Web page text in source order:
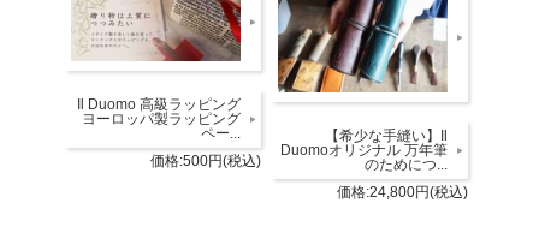
Il Duomo 高級ラッピング
ヨーロッパ製ラッピング
ペー...
価格:500円(税込)
【希少な手縫い】Il
Duomoオリジナル 万年筆
のためにつ...
価格:24,800円(税込)